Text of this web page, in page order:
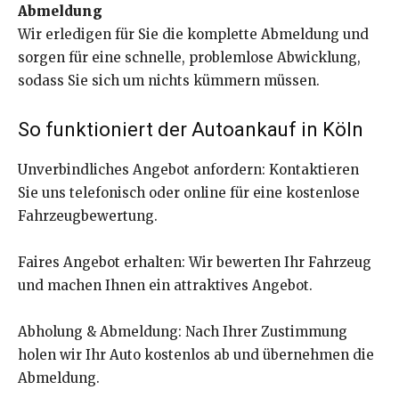
Abmeldung
Wir erledigen für Sie die komplette Abmeldung und
sorgen für eine schnelle, problemlose Abwicklung,
sodass Sie sich um nichts kümmern müssen.
So funktioniert der Autoankauf in Köln
Unverbindliches Angebot anfordern: Kontaktieren
Sie uns telefonisch oder online für eine kostenlose
Fahrzeugbewertung.
Faires Angebot erhalten: Wir bewerten Ihr Fahrzeug
und machen Ihnen ein attraktives Angebot.
Abholung & Abmeldung: Nach Ihrer Zustimmung
holen wir Ihr Auto kostenlos ab und übernehmen die
Abmeldung.